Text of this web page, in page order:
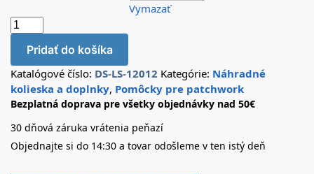
Vymazať
Pridať do košíka
Katalógové číslo: DS-LS-12012 Kategórie: Náhradné
kolieska a doplnky, Pomôcky pre patchwork
Bezplatná doprava pre všetky objednávky nad 50€
30 dňová záruka vrátenia peňazí
Objednajte si do 14:30 a tovar odošleme v ten istý deň